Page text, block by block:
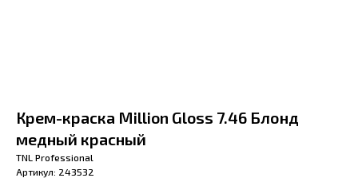
Крем-краска Million Gloss 7.46 Блонд
медный красный
TNL Professional
Артикул: 243532